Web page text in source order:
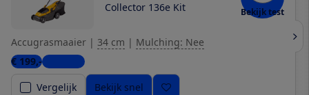
Collector 136e Kit Bekijk test
Accugrasmaaier | 34 cm | Mulching: Nee
€ 199,-4 winkels
Vergelijk
Bekijk snel